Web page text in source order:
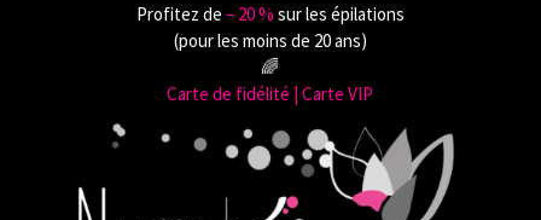
Profitez de ‒ 20 % sur les épilations
(pour les moins de 20 ans)
🌈
Carte de fidélité | Carte VIP